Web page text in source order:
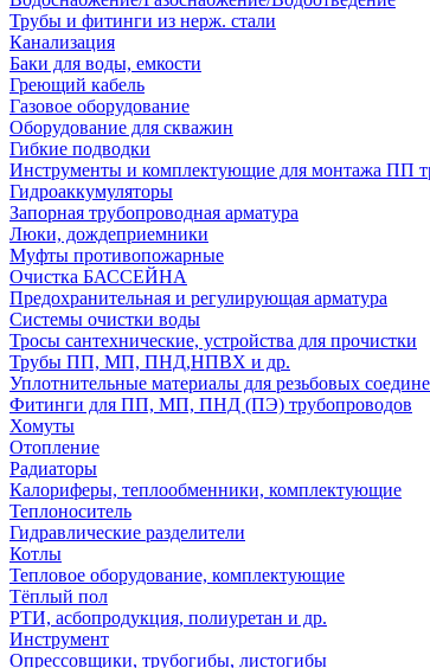
Трубы и фитинги из нерж. стали
Канализация
Баки для воды, емкости
Греющий кабель
Газовое оборудование
Оборудование для скважин
Гибкие подводки
Инструменты и комплектующие для монтажа ПП
Гидроаккумуляторы
Запорная трубопроводная арматура
Люки, дождеприемники
Муфты противопожарные
Очистка БАССЕЙНА
Предохранительная и регулирующая арматура
Системы очистки воды
Тросы сантехнические, устройства для прочистки
Трубы ПП, МП, ПНД,НПВХ и др.
Уплотнительные материалы для резьбовых
Фитинги для ПП, МП, ПНД (ПЭ) трубопроводов
Хомуты
Отопление
Радиаторы
Калориферы, теплообменники, комплектующие
Теплоноситель
Гидравлические разделители
Котлы
Тепловое оборудование, комплектующие
Тёплый пол
РТИ, асбопродукция, полиуретан и др.
Инструмент
Опрессовщики, трубогибы, листогибы